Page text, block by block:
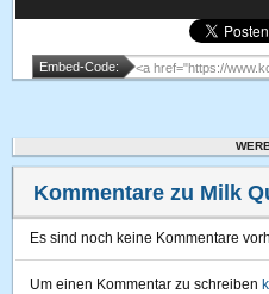
Embed-Code:
Kommentare zu Milk
Es sind noch keine Kommentare
Um einen Kommentar zu schreiben